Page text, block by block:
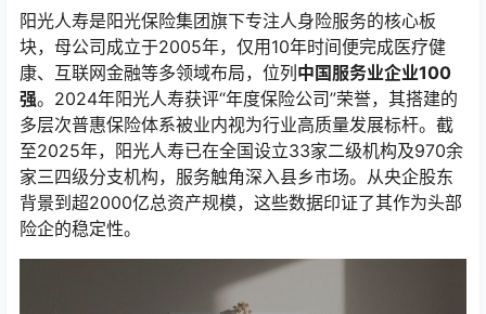
阳光人寿是阳光保险集团旗下专注人身险服务的核心板
块，母公司成立于2005年，仅用10年时间便完成医疗健
康、互联网金融等多领域布局，位列 中国服务业企业100
强。2024年阳光人寿获评“年度保险公司”荣誉，其搭建的
多层次普惠保险体系被业内视为行业高质量发展标杆。截
至2025年，阳光人寿已在全国设立33家二级机构及970余
家三四级分支机构，服务触角深入县乡市场。从央企股东
背景到超2000亿总资产规模，这些数据印证了其作为头部
险企的稳定性。